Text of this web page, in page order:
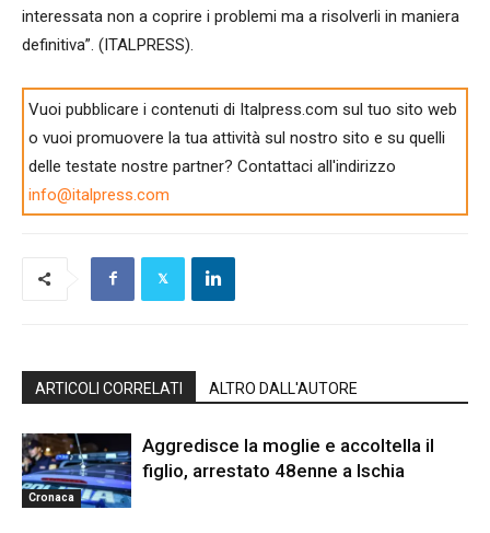
interessata non a coprire i problemi ma a risolverli in maniera
definitiva”. (ITALPRESS).
Vuoi pubblicare i contenuti di Italpress.com sul tuo sito web
o vuoi promuovere la tua attività sul nostro sito e su quelli
delle testate nostre partner? Contattaci all'indirizzo
info@italpress.com
ARTICOLI CORRELATI ALTRO DALL'AUTORE
Cronaca
Aggredisce la moglie e accoltella il
figlio, arrestato 48enne a Ischia